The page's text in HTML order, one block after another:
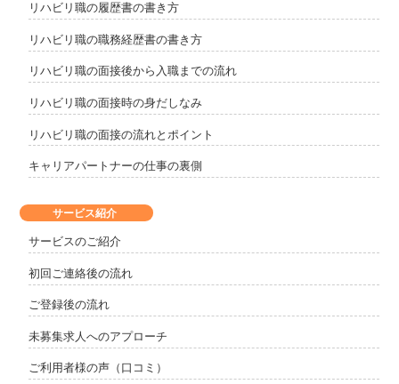
サービス紹介
サービスのご紹介
初回ご連絡後の流れ
ご登録後の流れ
未募集求人へのアプローチ
ご利用者様の声（口コミ）
リハビリ職の履歴書の書き方
リハビリ職の職務経歴書の書き方
リハビリ職の面接後から入職までの流れ
リハビリ職の面接時の身だしなみ
リハビリ職の面接の流れとポイント
キャリアパートナーの仕事の裏側